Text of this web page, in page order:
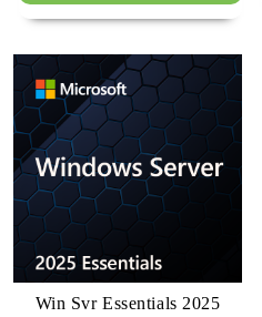
Win Svr Essentials 2025